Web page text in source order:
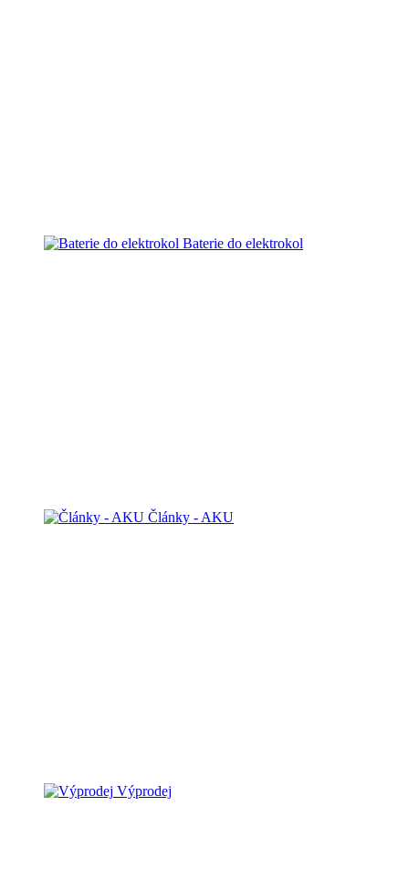
Baterie do elektrokol
Články - AKU
Výprodej